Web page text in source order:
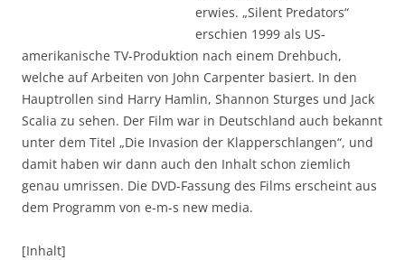
erwies. „Silent Predators“
erschien 1999 als US-
amerikanische TV-Produktion nach einem Drehbuch,
welche auf Arbeiten von John Carpenter basiert. In den
Hauptrollen sind Harry Hamlin, Shannon Sturges und Jack
Scalia zu sehen. Der Film war in Deutschland auch bekannt
unter dem Titel „Die Invasion der Klapperschlangen“, und
damit haben wir dann auch den Inhalt schon ziemlich
genau umrissen. Die DVD-Fassung des Films erscheint aus
dem Programm von e-m-s new media.
[Inhalt]